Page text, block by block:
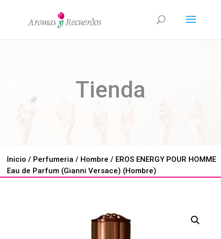
Tienda
Inicio / Perfumeria / Hombre / EROS ENERGY POUR HOMME
Eau de Parfum (Gianni Versace) (Hombre)